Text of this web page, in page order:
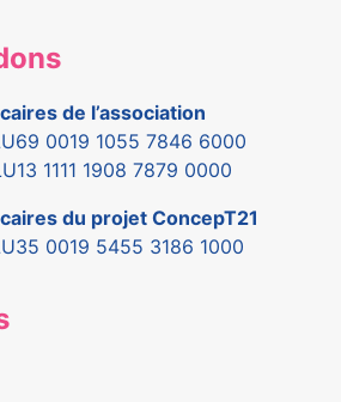
de l’association
0019 1055 7846 6000
1111 1908 7879 0000
du projet ConcepT21
0019 5455 3186 1000